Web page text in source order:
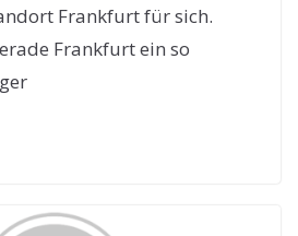
Frankfurt für sich.
Frankfurt ein so